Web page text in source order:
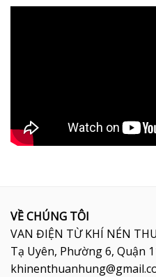
VỀ CHÚNG TÔI
VAN ĐIỆN TỪ KHÍ NÉN
Tạ Uyên, Phường 6, Quận